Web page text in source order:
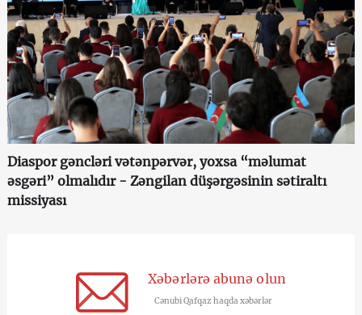
Diaspor gəncləri vətənpərvər, yoxsa “məlumat
əsgəri” olmalıdır - Zəngilan düşərgəsinin sətiraltı
missiyası
Xəbərlərə abunə olun
Cənubi Qafqaz haqda xəbərlər